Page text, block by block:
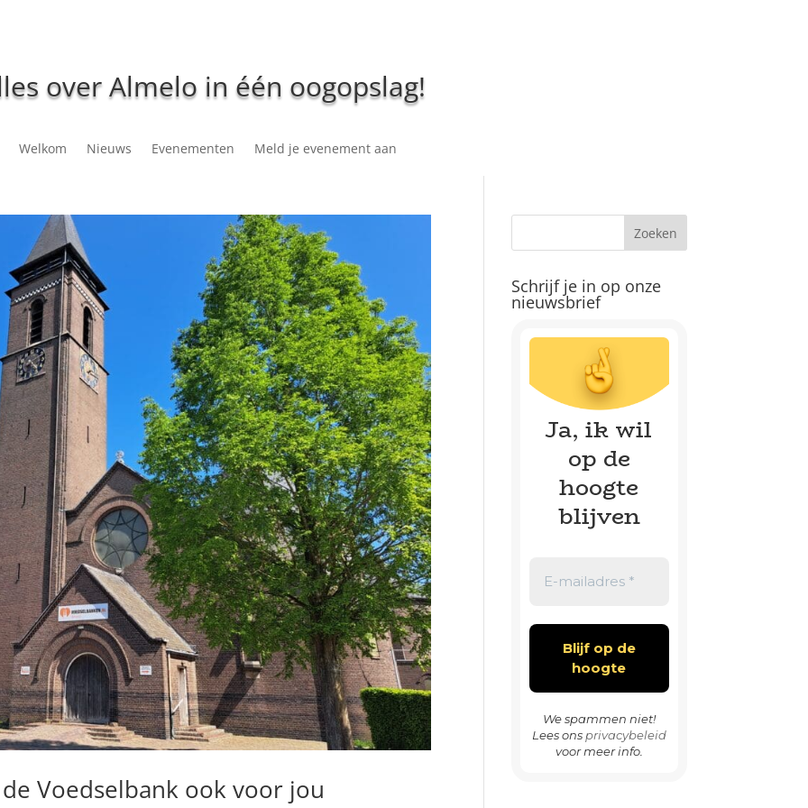
over Almelo in één oogopslag!
Welkom Nieuws Evenementen Meld je evenement aan
Voedselbank ook voor jou
Schrijf je in op onze
nieuwsbrief
Ja, ik wil
op de
hoogte
blijven
We spammen niet!
Lees ons privacybeleid
voor meer info.